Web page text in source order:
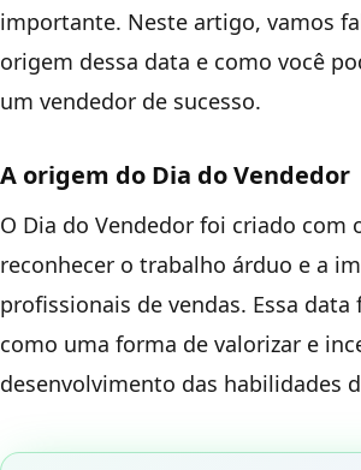
importante. Neste artigo, vamos
origem dessa data e como você
um vendedor de sucesso.
A origem do Dia do Vendedor
O Dia do Vendedor foi criado com
reconhecer o trabalho árduo e a
profissionais de vendas. Essa data
como uma forma de valorizar e
desenvolvimento das habilidades